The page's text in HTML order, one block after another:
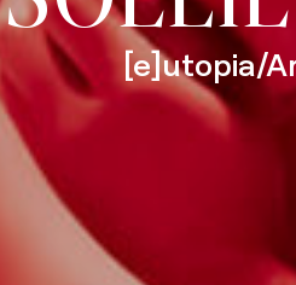
[e]utopia/